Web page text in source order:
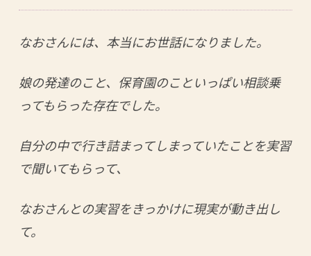
なおさんには、本当にお世話になりました。
娘の発達のこと、保育園のこといっぱい相談乗
ってもらった存在でした。
自分の中で行き詰まってしまっていたことを実習
で聞いてもらって、
なおさんとの実習をきっかけに現実が動き出し
て。